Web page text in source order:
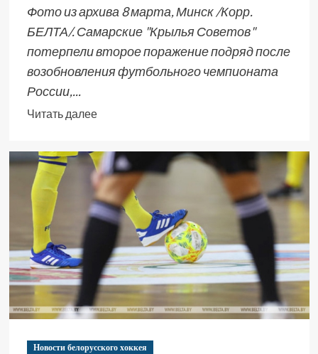
Фото из архива 8 марта, Минск /Корр.
БЕЛТА/. Самарские "Крылья Советов"
потерпели второе поражение подряд после
возобновления футбольного чемпионата
России,...
Читать далее
Новости белорусского хоккея